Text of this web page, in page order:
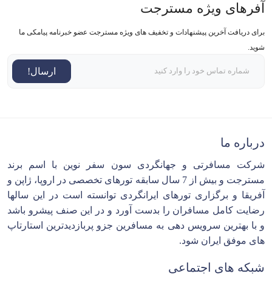
آفرهای ویژه مسترجت
برای دریافت آخرین پیشنهادات و تخفیف های ویژه مسترجت عضو خبرنامه پیامکی ما
شوید.
ارسال!
درباره ما
شرکت مسافرتی و جهانگردی سون سفر نوین با اسم برند
مسترجت و بیش از 7 سال سابقه تورهای تخصصی در اروپا، ژاپن و
آفریقا و برگزاری تورهای ایرانگردی توانسته است در این سالها
رضایت کامل مسافران را بدست آورد و در این صنف پیشرو باشد
و با بهترین سرویس دهی به مسافرین جزو پربازدیدترین استارتاپ
های موفق ایران شود.
شبکه های اجتماعی